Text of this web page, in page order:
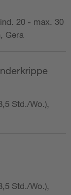
20 - max. 30
Gera
Std./Wo.),
Std./Wo.),